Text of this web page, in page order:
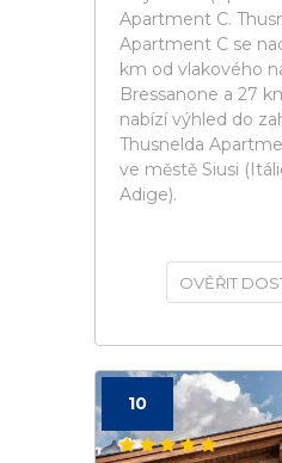
Apartment C.
Apartment C se
km od vlakového
Bressanone a 27
nabízí výhled do
Thusnelda
ve městě Siusi
Adige).
OVĚŘIT
10